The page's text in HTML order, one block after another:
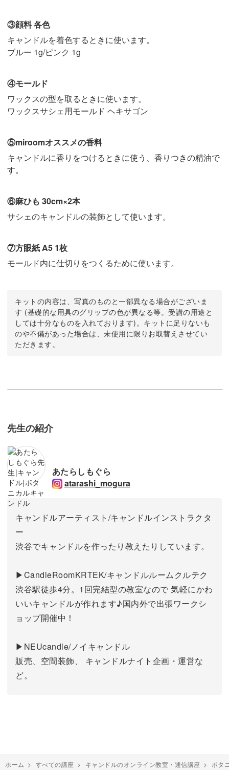
③顔料 各色
キャンドルを着色するときに使います。
ブルー 1g/ピンク 1g
④モールド
ワックスの型を取るときに使います。
ワックスサシェ用モールド ヘキサゴン
⑤miroomオススメの香料
キャンドルに香りをつけるときに使う、香りつきの精油で
す。
⑥麻ひも 30cm×2本
サシェのキャンドルの装飾として使います。
⑦方眼紙 A5 1枚
モールド内に仕切りをつくるために使います。
キットの内容は、写真のものと一部異なる場合がございま
す (基礎的な用具のグリップの色が異なる等。受講の用途と
しては十分なものを入れております)。キットに足りないも
のや不備があった場合は、未使用に限りお取替えさせてい
ただきます。
先生の紹介
あたらしもぐら
atarashi_mogura
キャンドルアーティスト/キャンドルインストラクタ
ー
渋谷でキャンドルを作ったり教えたりしています。
▶CandleRoomKRTEK/キャンドルルームクルテク
渋谷駅徒歩4分。1回完結型の教室なので 気軽にかわ
いいキャンドルが作れます♪国内外で出張ワークシ
ョップ開催中！
▶NEUcandle/ノイキャンドル
販売、空間装飾、 キャンドルナイト企画・運営な
ど。
ホーム > すべての講座 > キャンドルのオンライン教室・通信講座 > ボタ